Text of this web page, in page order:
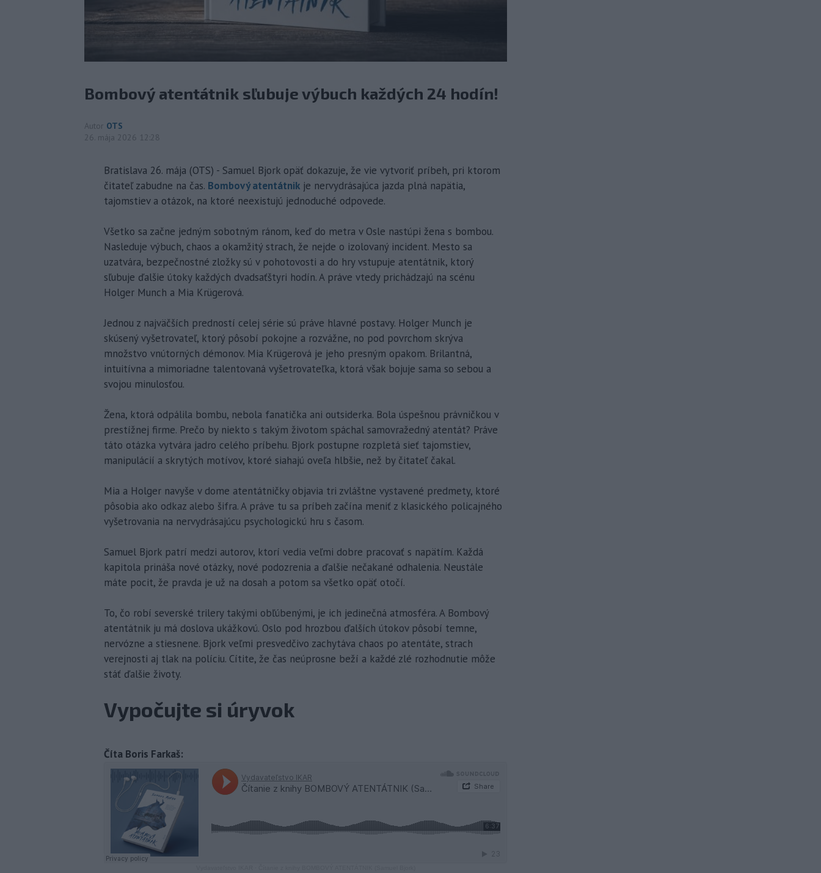
Bombový atentátnik sľubuje výbuch každých 24 hodín!
Autor OTS
26. mája 2026 12:28
Bratislava 26. mája (OTS) - Samuel Bjork opäť dokazuje, že vie vytvoriť príbeh, pri ktorom
čitateľ zabudne na čas. Bombový atentátnik je nervydrásajúca jazda plná napätia,
tajomstiev a otázok, na ktoré neexistujú jednoduché odpovede.
Všetko sa začne jedným sobotným ránom, keď do metra v Osle nastúpi žena s bombou.
Nasleduje výbuch, chaos a okamžitý strach, že nejde o izolovaný incident. Mesto sa
uzatvára, bezpečnostné zložky sú v pohotovosti a do hry vstupuje atentátnik, ktorý
sľubuje ďalšie útoky každých dvadsaťštyri hodín. A práve vtedy prichádzajú na scénu
Holger Munch a Mia Krügerová.
Jednou z najväčších predností celej série sú práve hlavné postavy. Holger Munch je
skúsený vyšetrovateľ, ktorý pôsobí pokojne a rozvážne, no pod povrchom skrýva
množstvo vnútorných démonov. Mia Krügerová je jeho presným opakom. Brilantná,
intuitívna a mimoriadne talentovaná vyšetrovateľka, ktorá však bojuje sama so sebou a
svojou minulosťou.
Žena, ktorá odpálila bombu, nebola fanatička ani outsiderka. Bola úspešnou právničkou v
prestížnej firme. Prečo by niekto s takým životom spáchal samovražedný atentát? Práve
táto otázka vytvára jadro celého príbehu. Bjork postupne rozpletá sieť tajomstiev,
manipulácií a skrytých motívov, ktoré siahajú oveľa hlbšie, než by čitateľ čakal.
Mia a Holger navyše v dome atentátničky objavia tri zvláštne vystavené predmety, ktoré
pôsobia ako odkaz alebo šifra. A práve tu sa príbeh začína meniť z klasického policajného
vyšetrovania na nervydrásajúcu psychologickú hru s časom.
Samuel Bjork patrí medzi autorov, ktorí vedia veľmi dobre pracovať s napätím. Každá
kapitola prináša nové otázky, nové podozrenia a ďalšie nečakané odhalenia. Neustále
máte pocit, že pravda je už na dosah a potom sa všetko opäť otočí.
To, čo robí severské trilery takými obľúbenými, je ich jedinečná atmosféra. A Bombový
atentátnik ju má doslova ukážkovú. Oslo pod hrozbou ďalších útokov pôsobí temne,
nervózne a stiesnene. Bjork veľmi presvedčivo zachytáva chaos po atentáte, strach
verejnosti aj tlak na políciu. Cítite, že čas neúprosne beží a každé zlé rozhodnutie môže
stáť ďalšie životy.
Vypočujte si úryvok
Číta Boris Farkaš: